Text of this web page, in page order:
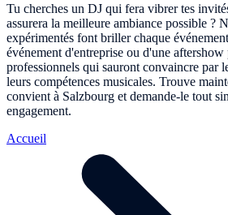
Tu cherches un DJ qui fera vibrer tes
assurera la meilleure ambiance possible ?
expérimentés font briller chaque
événement d'entreprise ou d'une
professionnels qui sauront convaincre par
leurs compétences musicales. Trouve
convient à Salzbourg et demande-le tout
engagement.
Accueil